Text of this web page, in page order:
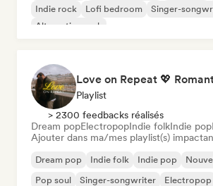
Indie rock
Lofi bedroom
Singer-
Alternative rock
Playlist
> 2300 feedbacks réalisés
Dream popElectropopIndie folkIndie pop
Ajouter dans ma/mes playlist(s)
Dream pop Indie folk Indie pop
Pop soul
Singer-songwriter Electropop